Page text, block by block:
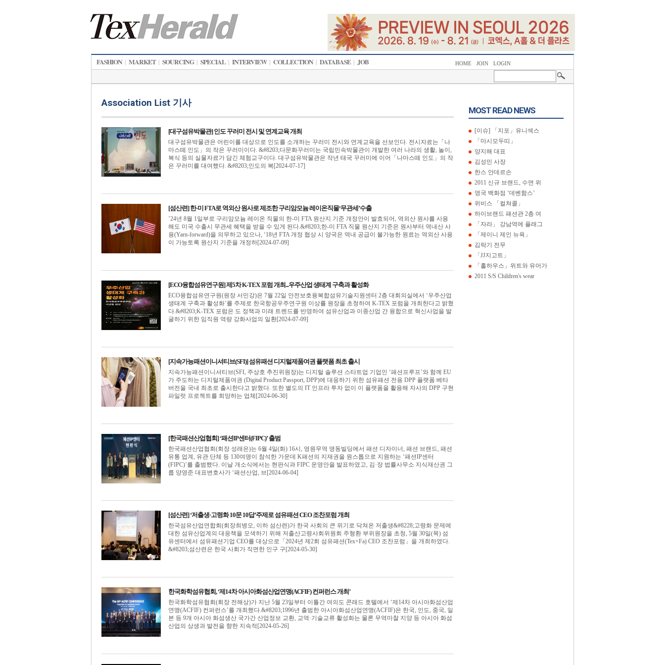
FASHION | MARKET | SOURCING | SPECIAL | INTERVIEW | COLLECTION | DATABASE | JOB HOME JOIN LOGIN
Association List 기사
[대구섬유박물관] 인도 꾸러미 전시 및 연계교육 개최
대구섬유박물관은 어린이를 대상으로 인도를 소개하는 꾸러미 전시와 연계교육을 선보인다. 전시자료는「나
마스떼 인도」의 작은 꾸러미이다. &#8203;다문화꾸러미는 국립민속박물관이 개발한 여러 나라의 생활, 놀이,
복식 등의 실물자료가 담긴 체험교구이다. 대구섬유박물관은 작년 태국 꾸러미에 이어「나마스떼 인도」의 작
은 꾸러미를 대여했다. &#8203;인도의 복[2024-07-17]
[섬산련] 한-미 FTA로 역외산 원사로 제조한 구리암모늄 레이온직물‘무관세’수출
’24년 8월 1일부로 구리암모늄 레이온 직물의 한-미 FTA 원산지 기준 개정안이 발효되어, 역외산 원사를 사용
해도 미국 수출시 무관세 혜택을 받을 수 있게 된다.&#8203;한-미 FTA 직물 원산지 기준은 원사부터 역내산 사
용(Yarn-forward)을 의무하고 있으나, ‘18년 FTA 개정 협상 시 양국은 역내 공급이 불가능한 원료는 역외산 사용
이 가능토록 원산지 기준을 개정하[2024-07-09]
[ECO융합섬유연구원] 제5차 K-TEX 포럼 개최...우주산업 생태계 구축과 활성화
ECO융합섬유연구원(원장 서민강)은 7월 22일 안전보호융복합섬유기술지원센터 2층 대회의실에서 ‘우주산업
생태계 구축과 활성화’를 주제로 한국항공우주연구원 이상률 원장을 초청하여 K-TEX 포럼을 개최한다고 밝혔
다.&#8203;K-TEX 포럼은 도 정책과 미래 트렌드를 반영하여 섬유산업과 이종산업 간 융합으로 혁신사업을 발
굴하기 위한 임직원 역량 강화사업의 일환[2024-07-09]
[지속가능패션이니셔티브(SFI)] 섬유패션 디지털제품여권 플랫폼 최초 출시
지속가능패션이니셔티브(SFI, 주상호 추진위원장)는 디지털 솔루션 스타트업 기업인 ‘패션프루프’와 함께 EU
가 주도하는 디지털제품여권 (Digital Product Passport, DPP)에 대응하기 위한 섬유패션 전용 DPP 플랫폼 베타
버전을 국내 최초로 출시한다고 밝혔다. 또한 별도의 IT 인프라 투자 없이 이 플랫폼을 활용해 자사의 DPP 구현
파일럿 프로젝트를 희망하는 업체[2024-06-30]
[한국패션산업협회] ‘패션IP센터(FIPC)’ 출범
한국패션산업협회(회장 성래은)는 6월 4일(화) 16시, 영원무역 명동빌딩에서 패션 디자이너, 패션 브랜드, 패션
유통 업계, 유관 단체 등 130여명이 참석한 가운데 K패션의 지재권을 원스톱으로 지원하는 ‘패션IP센터
(FIPC)’를 출범했다. 이날 개소식에서는 현판식과 FIPC 운영안을 발표하였고, 김·장 법률사무소 지식재산권 그
룹 양영준 대표변호사가 ‘패션산업, 브[2024-06-04]
[섬산련] ‘저출생·고령화 10문 10답’주제로 섬유패션 CEO 조찬포럼 개최
한국섬유산업연합회(회장최병오, 이하 섬산련)가 한국 사회의 큰 위기로 닥쳐온 저출생&#8228;고령화 문제에
대한 섬유산업계의 대응책을 모색하기 위해 저출산고령사회위원회 주형환 부위원장을 초청, 5월 30일(목) 섬
유센터에서 섬유패션기업 CEO를 대상으로「2024년 제2회 섬유패션(Tex+Fa) CEO 조찬포럼」을 개최하였다.
&#8203;섬산련은 한국 사회가 직면한 인구 구[2024-05-30]
한국화학섬유협회, ‘제14차 아시아화섬산업연맹(ACFIF) 컨퍼런스 개최’
한국화학섬유협회(회장 전해상)가 지난 5월 23일부터 이틀간 여의도 콘래드 호텔에서 ‘제14차 아시아화섬산업
연맹(ACFIF) 컨퍼런스’를 개최했다.&#8203;1996년 출범한 아시아화섬산업연맹(ACFIF)은 한국, 인도, 중국, 일
본 등 9개 아시아 화섬생산 국가간 산업정보 교환, 교역·기술교류 활성화는 물론 무역마찰 지양 등 아시아 화섬
산업의 상생과 발전을 향한 지속적[2024-05-26]
MOST READ NEWS
[이슈] 「지포」유니섹스
「마시모두띠」
양지해 대표
김성민 사장
한스 안데르손
2011 신규 브랜드, 수면 위
영국 백화점 ‘데벤함스’
위비스 「컬쳐콜」
하이브랜드 패션관 2층 여
「자라」 강남역에 플래그
「제이니 제인 뉴욕」
김락기 전무
「JJ지고트」
「홀하우스」위트와 유머가
2011 S/S Children's wear